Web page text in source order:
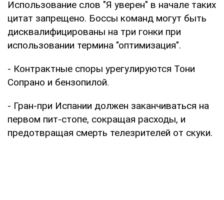
Использование слов "Я уверен" в начале таких
цитат запрещено. Боссы команд могут быть
дисквалифицированы на три гонки при
использовании термина "оптимизация".
- Контрактные споры урегулируются Тони
Сопрано и бензопилой.
- Гран-при Испании должен заканчиваться на
первом пит-стопе, сокращая расходы, и
предотвращая смерть телезрителей от скуки.